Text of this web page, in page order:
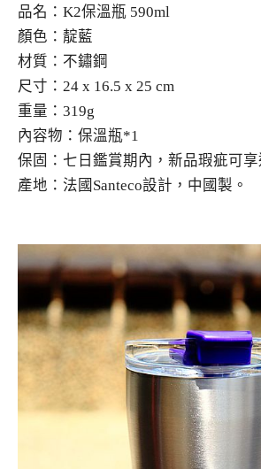
品名：K2保溫瓶 590ml
顏色：靛藍
材質：不鏽鋼
尺寸：24 x 16.5 x 25 cm
重量：319g
內容物：保溫瓶*1
保固：七日鑑賞期內，新品瑕疵可享
產地：法國Santeco設計，中國製。